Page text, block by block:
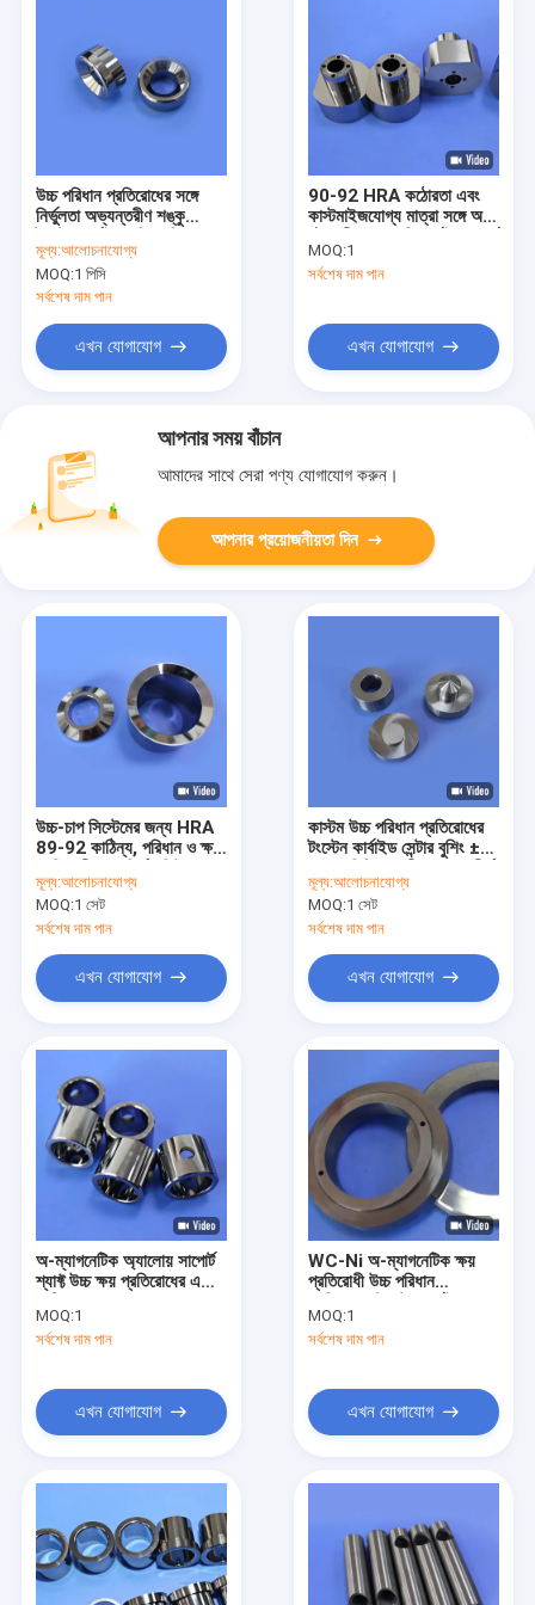
পণ্য
ভিডিও
উচ্চ পরিধান প্রতিরোধের সঙ্গে
নির্ভুলতা অভ্যন্তরীণ শঙ্কু
নির্মাণ যন্ত্রপাতি জন্য
মূল্য:আলোচনাযোগ্য
MOQ:1 পিসি
সর্বশেষ দাম পান
এখন যোগাযোগ
90-92 HRA কঠোরতা এবং
কাস্টমাইজযোগ্য মাত্রা সঙ্গে অ
ছাঁচ গাইড
MOQ:1
সর্বশেষ দাম পান
এখন যোগাযোগ
আপনার সময় বাঁচান
আমাদের সাথে সেরা পণ্য যোগাযোগ করুন।
আপনার প্রয়োজনীয়তা দিন
উচ্চ-চাপ সিস্টেমের জন্য HRA
89-92 কাঠিন্য, পরিধান ও ক্ষয়
টাংস্টেন কার্বাইড চেক রিং
মূল্য:আলোচনাযোগ্য
MOQ:1 সেট
সর্বশেষ দাম পান
এখন যোগাযোগ
কাস্টম উচ্চ পরিধান প্রতিরোধের
টংস্টেন কার্বাইড সেন্টার বুশিং ±
জীবনকাল সহ
মূল্য:আলোচনাযোগ্য
MOQ:1 সেট
সর্বশেষ দাম পান
এখন যোগাযোগ
অ-ম্যাগনেটিক অ্যালোয় সাপোর্ট
শ্যাফ্ট উচ্চ ক্ষয় প্রতিরোধের এবং
নির্ভুলতা গ্রিলিং সহ অভ্যন্তরীণ
হাতা
MOQ:1
সর্বশেষ দাম পান
এখন যোগাযোগ
WC-Ni অ-ম্যাগনেটিক ক্ষয়
প্রতিরোধী উচ্চ পরিধান
ভ্যাকুয়াম পাম্প সিল
MOQ:1
সর্বশেষ দাম পান
এখন যোগাযোগ